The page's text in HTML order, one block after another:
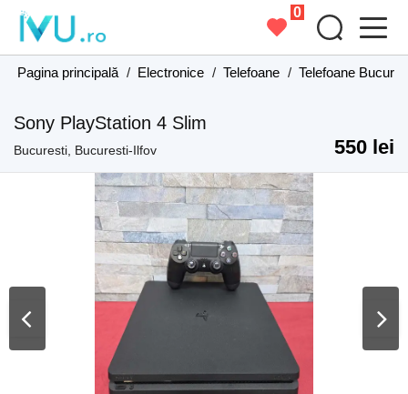
0
Pagina principală / Electronice / Telefoane / Telefoane
Sony PlayStation 4 Slim
Bucuresti, Bucuresti-Ilfov 550 lei